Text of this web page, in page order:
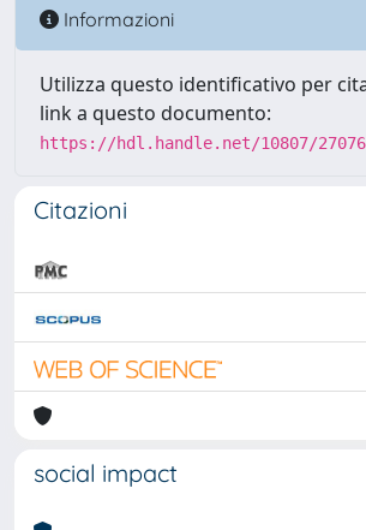
Informazioni
Utilizza questo identificativo per
link a questo documento:
https://hdl.handle.net/10807/
Citazioni
social impact